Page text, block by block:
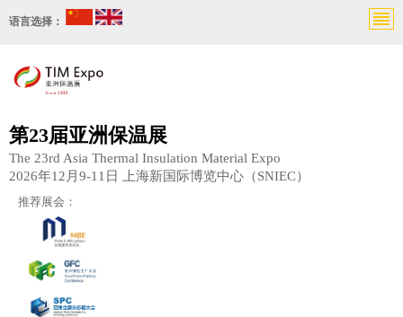
语言选择：
第23届亚洲保温展
The 23rd Asia Thermal Insulation Material Expo
2026年12月9-11日 上海新国际博览中心（SNIEC）
推荐展会：